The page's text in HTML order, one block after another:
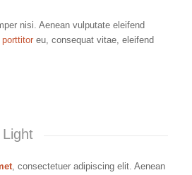
nisi. Aenean vulputate eleifend
porttitoreu, consequat vitae, eleifend
, consectetuer adipiscing elit. Aenean